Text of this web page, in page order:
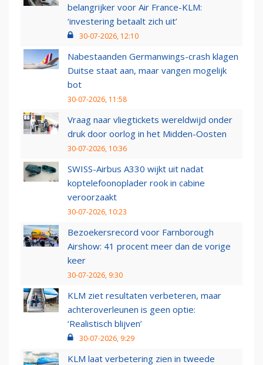
belangrijker voor Air France-KLM:
‘investering betaalt zich uit’
30-07-2026, 12:10
Nabestaanden Germanwings-crash klagen
Duitse staat aan, maar vangen mogelijk
bot
30-07-2026, 11:58
Vraag naar vliegtickets wereldwijd onder
druk door oorlog in het Midden-Oosten
30-07-2026, 10:36
SWISS-Airbus A330 wijkt uit nadat
koptelefoonoplader rook in cabine
veroorzaakt
30-07-2026, 10:23
Bezoekersrecord voor Farnborough
Airshow: 41 procent meer dan de vorige
keer
30-07-2026, 9:30
KLM ziet resultaten verbeteren, maar
achteroverleunen is geen optie:
‘Realistisch blijven’
30-07-2026, 9:29
KLM laat verbetering zien in tweede